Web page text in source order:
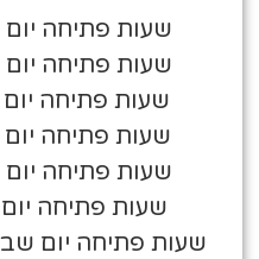
שעות פתיחה יום א':
שעות פתיחה יום ב':
שעות פתיחה יום ג':
שעות פתיחה יום ד':
שעות פתיחה יום ה':
שעות פתיחה יום ו':
שעות פתיחה יום שבת